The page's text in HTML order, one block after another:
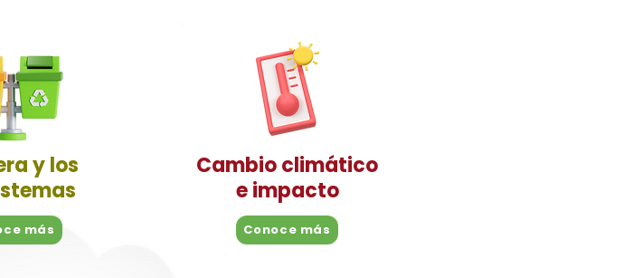
y los
más
Cambio climático
e impacto
Conoce más